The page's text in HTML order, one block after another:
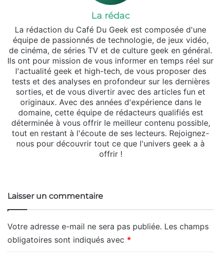
La rédac
La rédaction du Café Du Geek est composée d'une
équipe de passionnés de technologie, de jeux vidéo,
de cinéma, de séries TV et de culture geek en général.
Ils ont pour mission de vous informer en temps réel sur
l'actualité geek et high-tech, de vous proposer des
tests et des analyses en profondeur sur les dernières
sorties, et de vous divertir avec des articles fun et
originaux. Avec des années d'expérience dans le
domaine, cette équipe de rédacteurs qualifiés est
déterminée à vous offrir le meilleur contenu possible,
tout en restant à l'écoute de ses lecteurs. Rejoignez-
nous pour découvrir tout ce que l'univers geek a à
offrir !
Laisser un commentaire
Votre adresse e-mail ne sera pas publiée. Les champs
obligatoires sont indiqués avec *